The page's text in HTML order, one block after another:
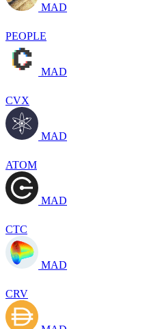
MAD
PEOPLE
MAD
CVX
MAD
ATOM
MAD
CTC
MAD
CRV